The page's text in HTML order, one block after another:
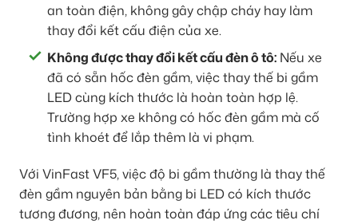
an toàn điện, không gây chập cháy hay làm
thay đổi kết cấu điện của xe.
Không được thay đổi kết cấu đèn ô tô: Nếu xe
đã có sẵn hốc đèn gầm, việc thay thế bi gầm
LED cùng kích thước là hoàn toàn hợp lệ.
Trường hợp xe không có hốc đèn gầm mà cố
tình khoét để lắp thêm là vi phạm.
Với VinFast VF5, việc độ bi gầm thường là thay thế
đèn gầm nguyên bản bằng bi LED có kích thước
tương đương, nên hoàn toàn đáp ứng các tiêu chí